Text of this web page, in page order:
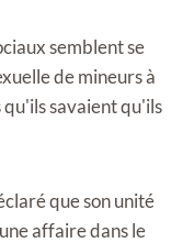
semblent se
de mineurs à
qu'ils savaient qu'ils
que son unité
affaire dans le